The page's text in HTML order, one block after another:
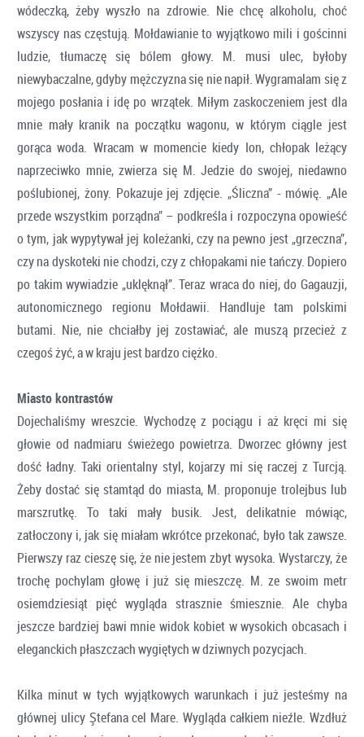
wódeczką, żeby wyszło na zdrowie. Nie chcę alkoholu, choć
wszyscy nas częstują. Mołdawianie to wyjątkowo mili i gościnni
ludzie, tłumaczę się bólem głowy. M. musi ulec, byłoby
niewybaczalne, gdyby mężczyzna się nie napił. Wygramalam się z
mojego posłania i idę po wrzątek. Miłym zaskoczeniem jest dla
mnie mały kranik na początku wagonu, w którym ciągle jest
gorąca woda. Wracam w momencie kiedy Ion, chłopak leżący
naprzeciwko mnie, zwierza się M. Jedzie do swojej, niedawno
poślubionej, żony. Pokazuje jej zdjęcie. „Śliczna” - mówię. „Ale
przede wszystkim porządna” – podkreśla i rozpoczyna opowieść
o tym, jak wypytywał jej koleżanki, czy na pewno jest „grzeczna”,
czy na dyskoteki nie chodzi, czy z chłopakami nie tańczy. Dopiero
po takim wywiadzie „uklęknął”. Teraz wraca do niej, do Gagauzji,
autonomicznego regionu Mołdawii. Handluje tam polskimi
butami. Nie, nie chciałby jej zostawiać, ale muszą przecież z
czegoś żyć, a w kraju jest bardzo ciężko.
Miasto kontrastów
Dojechaliśmy wreszcie. Wychodzę z pociągu i aż kręci mi się
głowie od nadmiaru świeżego powietrza. Dworzec główny jest
dość ładny. Taki orientalny styl, kojarzy mi się raczej z Turcją.
Żeby dostać się stamtąd do miasta, M. proponuje trolejbus lub
marszrutkę. To taki mały busik. Jest, delikatnie mówiąc,
zatłoczony i, jak się miałam wkrótce przekonać, było tak zawsze.
Pierwszy raz cieszę się, że nie jestem zbyt wysoka. Wystarczy, że
trochę pochylam głowę i już się mieszczę. M. ze swoim metr
osiemdziesiąt pięć wygląda strasznie śmiesznie. Ale chyba
jeszcze bardziej bawi mnie widok kobiet w wysokich obcasach i
eleganckich płaszczach wygiętych w dziwnych pozycjach.
Kilka minut w tych wyjątkowych warunkach i już jesteśmy na
głównej ulicy Ştefana cel Mare. Wygląda całkiem nieźle. Wzdłuż